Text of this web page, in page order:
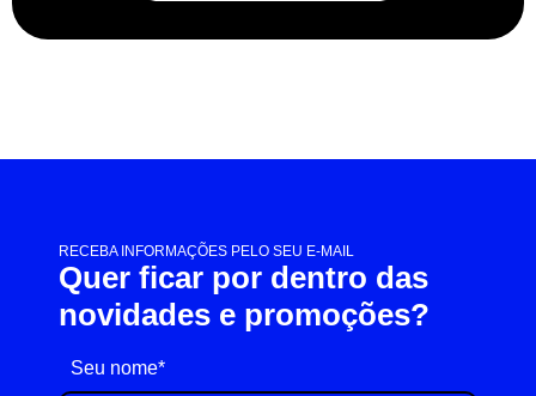
RECEBA INFORMAÇÕES PELO SEU E-MAIL
Quer ficar por dentro das
novidades e promoções?
Seu nome*